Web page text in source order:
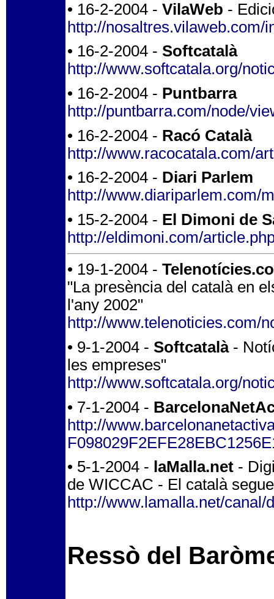
• 16-2-2004 - VilaWeb -
http://nosaltres.vilaweb.com/
• 16-2-2004 - Softcatalà
http://www.softcatala.org/
• 16-2-2004 - Puntbarra
http://puntbarra.com/node/
• 16-2-2004 - Racó Català
http://www.racocatala.com/
• 16-2-2004 - Diari Parlem
http://www.diariparlem.com/
• 15-2-2004 - El Dimoni de
http://eldimoni.com/
• 19-1-2004 -
"La presència del català en
l'any 2002"
http://www.telenoticies.com/
• 9-1-2004 - Softcatalà-
les empreses"
http://www.softcatala.org/
• 7-1-2004 -
http://
• 5-1-2004 - laMalla.net -
de WICCAC - El català
http://www.lamalla.net/
Ressò del